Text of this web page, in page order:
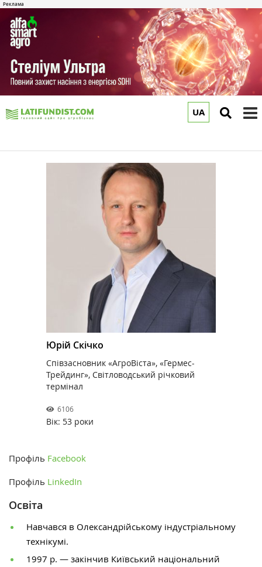
UA
Юрій Скічко
Співзасновник «АгроВіста», «Гермес-
Трейдинг», Світловодський річковий
термінал
6106
Вік: 53 роки
Профіль Facebook
Профіль LinkedIn
Освіта
Навчався в Олександрійському індустріальному
технікумі.
1997 р. — закінчив Київський національний